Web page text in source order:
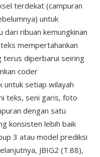
terdekat (campuran
untuk
ribuan kemungkinan
mempertahankan
terus diperbarui seiring
coder
untuk setiap wilayah
teks, seni garis, foto
dengan satu
konsisten lebih baik
3 atau model prediksi
JBIG2 (T.88),